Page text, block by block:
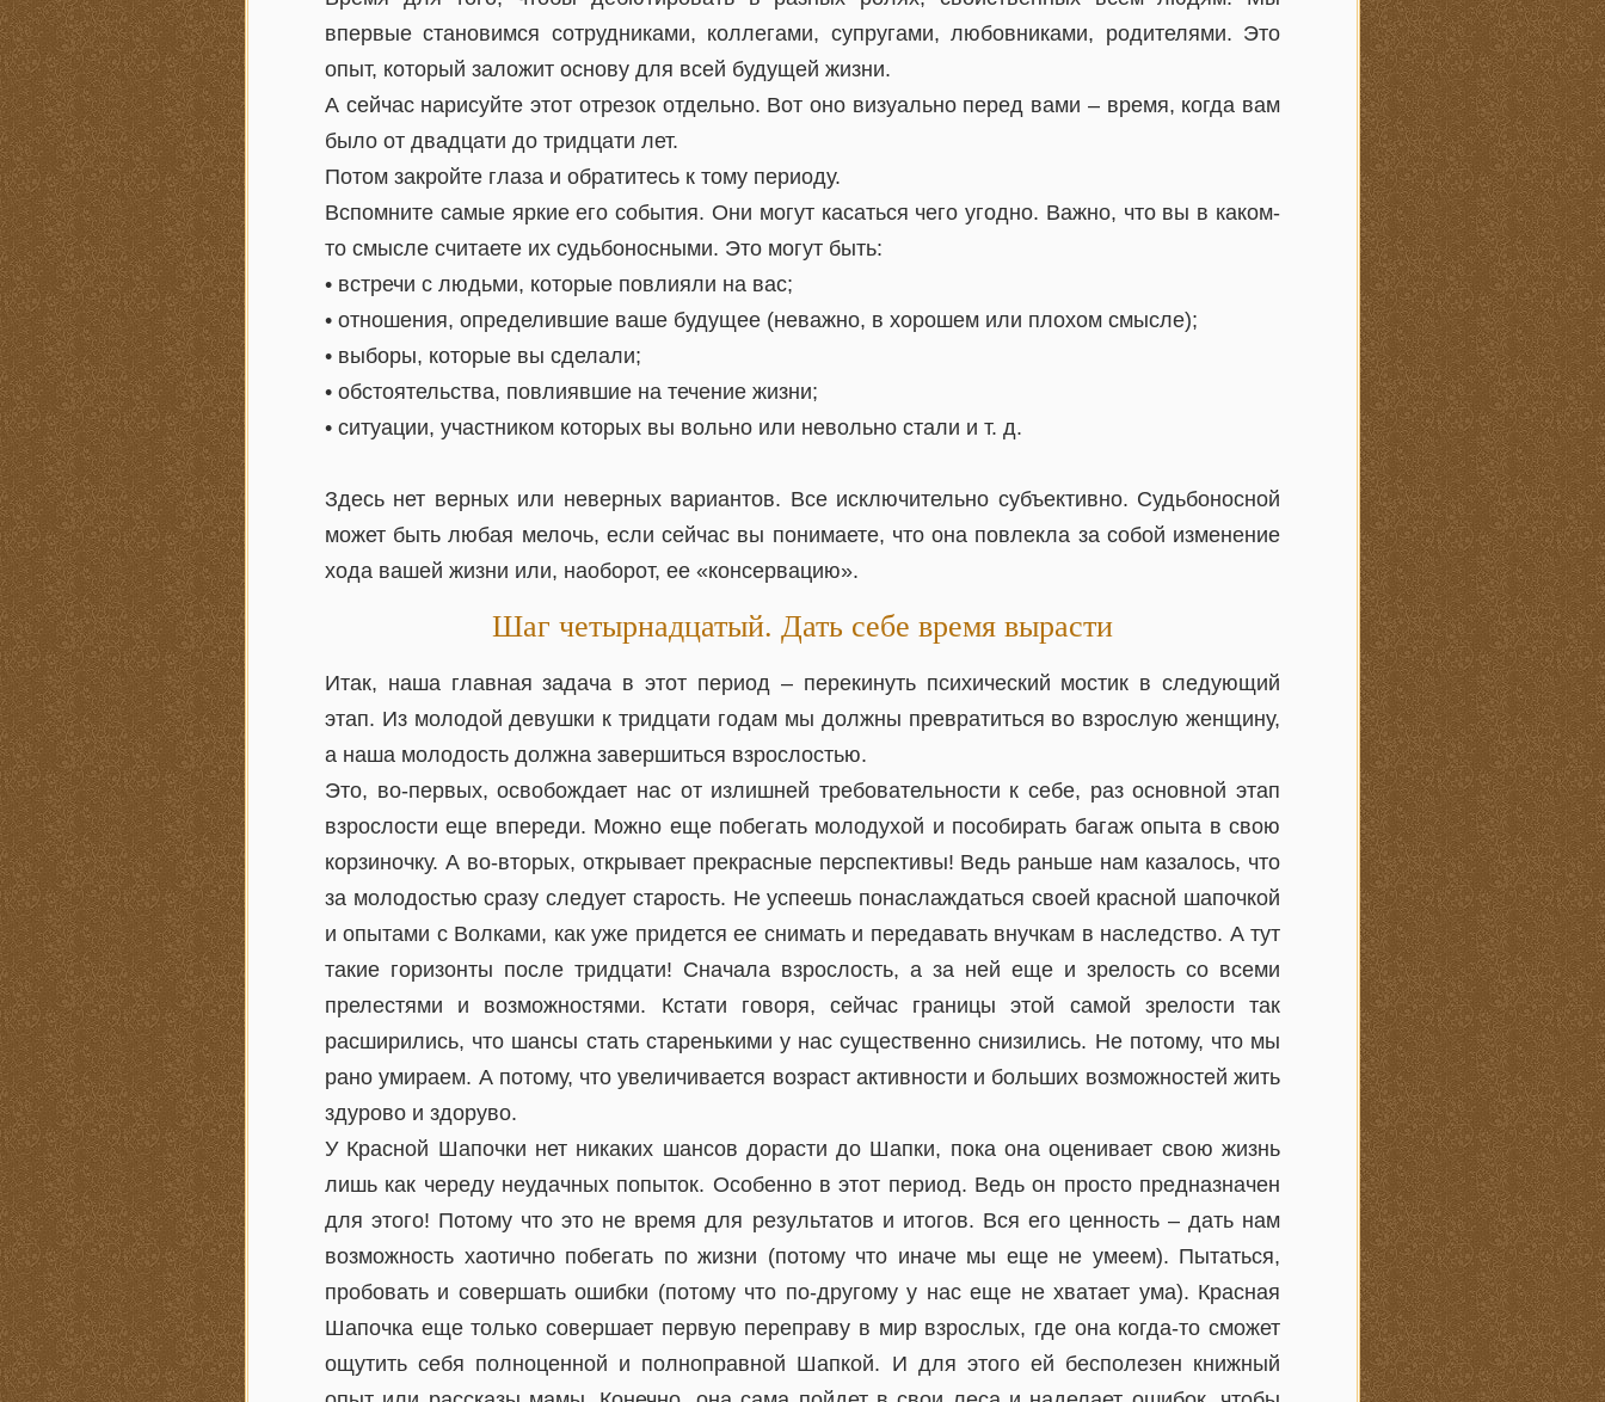
впервые становимся сотрудниками, коллегами, супругами, любовниками, родителями. Это
опыт, который заложит основу для всей будущей жизни.
А сейчас нарисуйте этот отрезок отдельно. Вот оно визуально перед вами – время, когда вам
было от двадцати до тридцати лет.
Потом закройте глаза и обратитесь к тому периоду.
Вспомните самые яркие его события. Они могут касаться чего угодно. Важно, что вы в каком-
то смысле считаете их судьбоносными. Это могут быть:
• встречи с людьми, которые повлияли на вас;
• отношения, определившие ваше будущее (неважно, в хорошем или плохом смысле);
• выборы, которые вы сделали;
• обстоятельства, повлиявшие на течение жизни;
• ситуации, участником которых вы вольно или невольно стали и т. д.
Здесь нет верных или неверных вариантов. Все исключительно субъективно. Судьбоносной
может быть любая мелочь, если сейчас вы понимаете, что она повлекла за собой изменение
хода вашей жизни или, наоборот, ее «консервацию».
Шаг четырнадцатый. Дать себе время вырасти
Итак, наша главная задача в этот период – перекинуть психический мостик в следующий
этап. Из молодой девушки к тридцати годам мы должны превратиться во взрослую женщину,
а наша молодость должна завершиться взрослостью.
Это, во-первых, освобождает нас от излишней требовательности к себе, раз основной этап
взрослости еще впереди. Можно еще побегать молодухой и пособирать багаж опыта в свою
корзиночку. А во-вторых, открывает прекрасные перспективы! Ведь раньше нам казалось, что
за молодостью сразу следует старость. Не успеешь понаслаждаться своей красной шапочкой
и опытами с Волками, как уже придется ее снимать и передавать внучкам в наследство. А тут
такие горизонты после тридцати! Сначала взрослость, а за ней еще и зрелость со всеми
прелестями и возможностями. Кстати говоря, сейчас границы этой самой зрелости так
расширились, что шансы стать старенькими у нас существенно снизились. Не потому, что мы
рано умираем. А потому, что увеличивается возраст активности и больших возможностей жить
здурово и здоруво.
У Красной Шапочки нет никаких шансов дорасти до Шапки, пока она оценивает свою жизнь
лишь как череду неудачных попыток. Особенно в этот период. Ведь он просто предназначен
для этого! Потому что это не время для результатов и итогов. Вся его ценность – дать нам
возможность хаотично побегать по жизни (потому что иначе мы еще не умеем). Пытаться,
пробовать и совершать ошибки (потому что по-другому у нас еще не хватает ума). Красная
Шапочка еще только совершает первую переправу в мир взрослых, где она когда-то сможет
ощутить себя полноценной и полноправной Шапкой. И для этого ей бесполезен книжный